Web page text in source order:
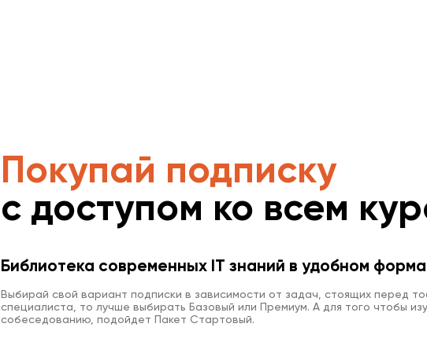
Покупай подписку
с доступом ко всем
Библиотека современных IT знаний в удобном
Выбирай свой вариант подписки в зависимости от задач, стоящих перед
специалиста, то лучше выбирать Базовый или Премиум. А для того чтобы
собеседованию, подойдет Пакет Стартовый.